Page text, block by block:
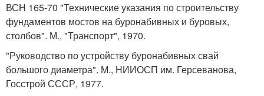
ВСН 165-70 "Технические указания по строительству
фундаментов мостов на буронабивных и буровых,
столбов". М., "Транспорт", 1970.
"Руководство по устройству буронабивных свай
большого диаметра". М., НИИОСП им. Герсеванова,
Госстрой СССР, 1977.